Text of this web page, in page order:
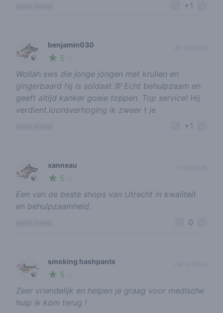
+1
🍃
benjamin030
5
Wollah sws die jonge jongen met krullen en
gingerbaard hij is soldaat.💯 Echt behulpzaam en
geeft altijd kanker goeie toppen. Top service! Hij
verdient.loonsverhoging ik zweer t je
+1
🍃
xanneau
5
Een van de beste shops van Utrecht in kwaliteit
en behulpzaamheid.
0
🍃
smoking hashpants
5
Zeer vriendelijk en helpen je graag voor medische
hulp ik kom terug !